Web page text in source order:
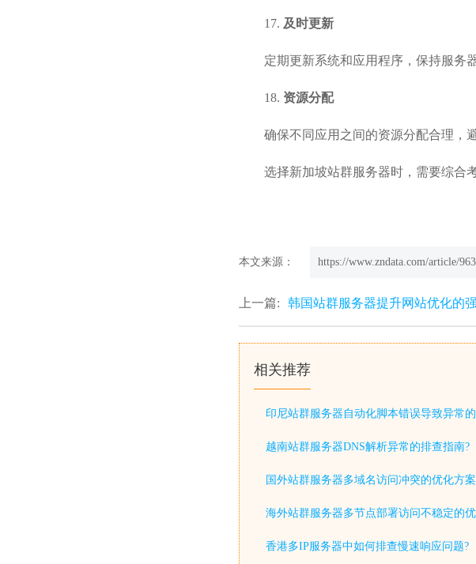
17. 及时更新
定期更新系统和应用程序，保持服务
18. 资源分配
确保不同应用之间的资源分配合理，
选择新加坡站群服务器时，需要综合
本文来源： https://www.zndata.com/article/
上一篇: 韩国站群服务器提升网站优化的
相关推荐
印尼站群服务器自动化脚本错误导致异常
越南站群服务器DNS解析异常的排查指南?
国外站群服务器多域名访问冲突的优化方
海外站群服务器多节点部署访问不稳定的
香港多IP服务器中如何排查慢速响应问题?